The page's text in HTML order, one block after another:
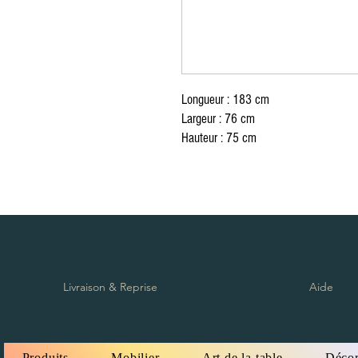
Ausserrhoden Möbelverleih, Basel-Country Möbelverleih, Liestal
Schwyz, Vermietung von Möbeln Thurgau, Vermietung von Möbeln
Möbelverlei, Runder Tisch, rechteckiger Tisch, hoher Tisch, Tischdekoration,
Ausstellung, Konferenz, Veranstaltung, Trennung, Trennwand, Holzstuhl,
Kissen, Tischmesser, Tischgabel, Löffel, Stuhlbezug, Serviette, Vegetation,
Longueur : 183 cm
Largeur : 76 cm
Hauteur : 75 cm
Livraison & Reprise Aide